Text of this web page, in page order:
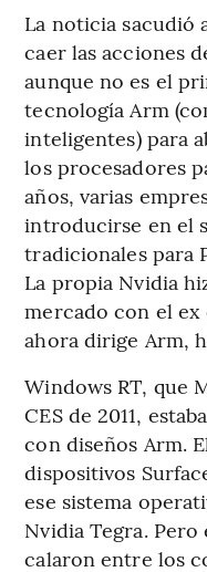
La noticia sacudió
caer las acciones
aunque no es el
tecnología Arm
inteligentes) para
los procesadores
años, varias
introducirse en el
tradicionales para
La propia Nvidia
mercado con el ex
ahora dirige Arm,
Windows RT, que
CES de 2011,
con diseños Arm.
dispositivos
ese sistema
Nvidia Tegra.
calaron entre los